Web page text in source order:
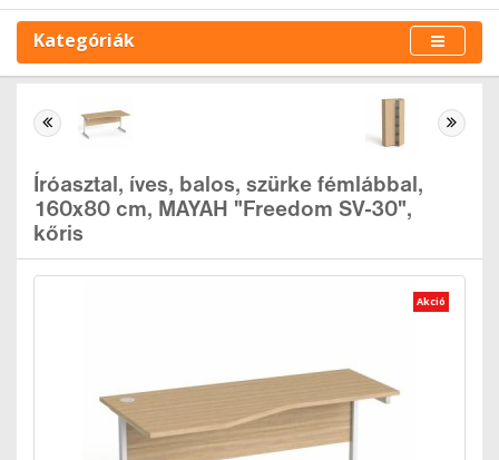
Kategóriák
Íróasztal, íves, balos, szürke fémlábbal,
160x80 cm, MAYAH "Freedom SV-30",
kőris
Akció